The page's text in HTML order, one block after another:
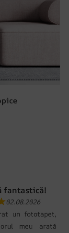
fantastică!
02.08.2026
un fototapet,
meu arată